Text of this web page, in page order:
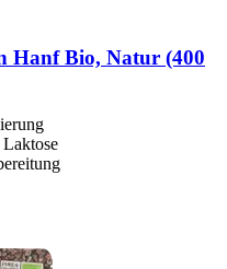
Hanf Bio, Natur (400